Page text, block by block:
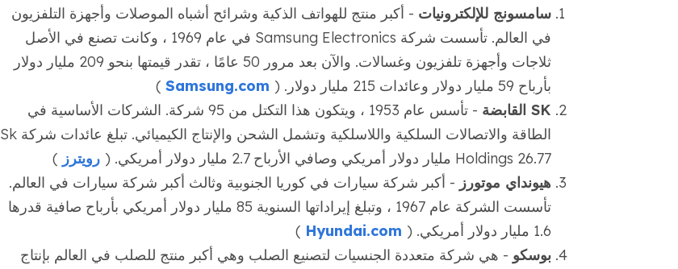
سامسونج للإلكترونيات - أكبر منتج للهواتف الذكية وشرائح أشباه الموصلات وأجهزة التلفزيون
في العالم. تأسست شركة Samsung Electronics في عام 1969 ، وكانت تصنع في الأصل
ثلاجات وأجهزة تلفزيون وغسالات. والآن بعد مرور 50 عامًا ، تقدر قيمتها بنحو 209 مليار دولار
بأرباح 59 مليار دولار وعائدات 215 مليار دولار. (
)
SK القابضة
- تأسس عام 1953 ، ويتكون هذا التكتل من 95 شركة. الشركات الأساسية في
الطاقة والاتصالات السلكية واللاسلكية وتشمل الشحن والإنتاج الكيميائي. تبلغ عائدات شركة Sk
Holdings 26.77 مليار دولار أمريكي وصافي الأرباح 2.7 مليار دولار أمريكي. (
رويترز )
هيونداي موتورز - أكبر شركة سيارات في كوريا الجنوبية وثالث أكبر شركة سيارات في العالم.
تأسست الشركة عام 1967 ، وتبلغ إيراداتها السنوية 85 مليار دولار أمريكي بأرباح صافية قدرها
1.6 مليار دولار أمريكي. (
)
بوسكو - هي شركة متعددة الجنسيات لتصنيع الصلب وهي أكبر منتج للصلب في العالم بإنتاج